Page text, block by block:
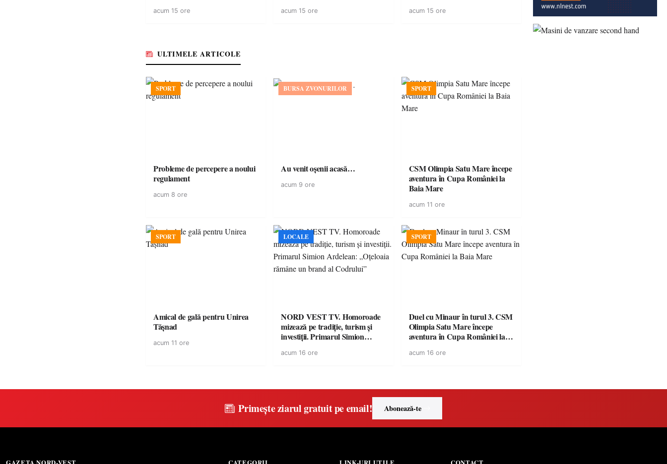
acum 15 ore acum 15 ore acum 15 ore
ULTIMELE ARTICOLE
SPORT
Probleme de percepere a noului
regulament
acum 8 ore
BURSA ZVONURILOR
Au venit oșenii acasă…
acum 9 ore
SPORT
CSM Olimpia Satu Mare începe
aventura în Cupa României la
Baia Mare
acum 11 ore
SPORT
Amical de gală pentru Unirea
Tășnad
acum 11 ore
LOCALE
NORD VEST TV. Homoroade
mizează pe tradiție, turism și
investiții. Primarul Simion
brand al Codrului”
acum 16 ore
SPORT
Duel cu Minaur în turul 3. CSM
Olimpia Satu Mare începe
aventura în Cupa României la
acum 16 ore
Primește ziarul gratuit pe email! Abonează-te